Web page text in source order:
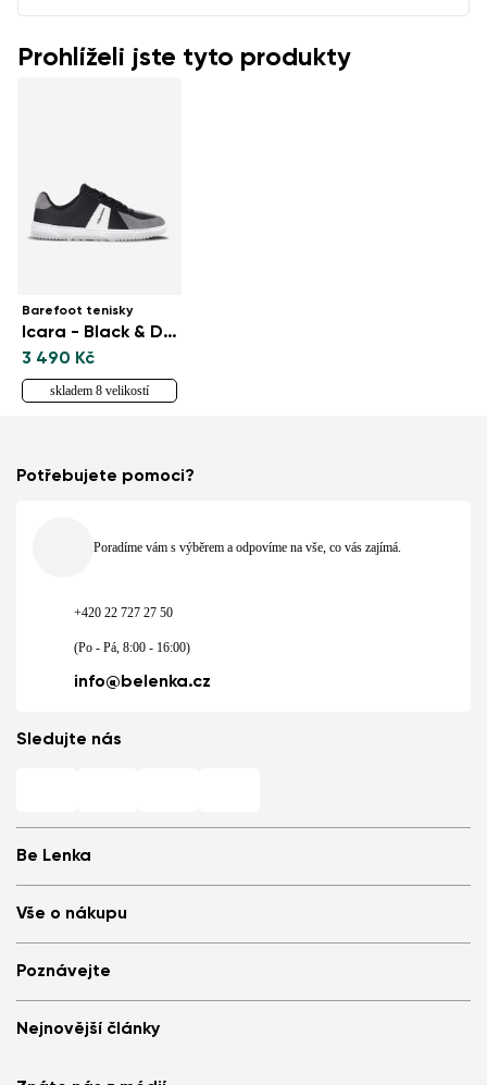
Prohlíželi jste tyto produkty
Barefoot tenisky
Icara - Black & Dark Grey
3 490 Kč
skladem 8 velikostí
Be Lenka
Store Locator
O nás
Be Lenka v médiích
Cookies
Podmínky ochrany osobních údajů
Vše o nákupu
Přihlášení
Doporuč a získej slevu
Obchodní podmínky a reklamační řád
Poznávejte
Blog
Nejnovější články
Potřebujete pomoci?
Poradíme vám s výběrem a odpovíme na vše, co vás zajímá.
+420 22 727 27 50
(Po - Pá, 8:00 - 16:00)
info@belenka.cz
Sledujte nás